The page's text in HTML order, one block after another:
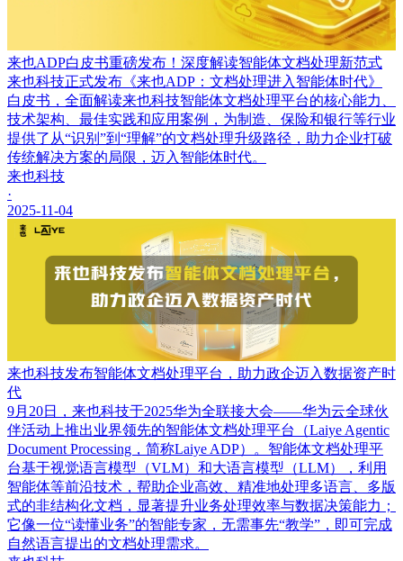
来也ADP白皮书重磅发布！深度解读智能体文档处理新范式
来也科技正式发布《来也ADP：文档处理进入智能体时代》
白皮书，全面解读来也科技智能体文档处理平台的核心能力、
技术架构、最佳实践和应用案例，为制造、保险和银行等行业
提供了从“识别”到“理解”的文档处理升级路径，助力企业打破
传统解决方案的局限，迈入智能体时代。
来也科技
·
2025-11-04
来也科技发布智能体文档处理平台，助力政企迈入数据资产时
代
9月20日，来也科技于2025华为全联接大会——华为云全球伙
伴活动上推出业界领先的智能体文档处理平台（Laiye Agentic
Document Processing，简称Laiye ADP）。智能体文档处理平
台基于视觉语言模型（VLM）和大语言模型（LLM），利用
智能体等前沿技术，帮助企业高效、精准地处理多语言、多版
式的非结构化文档，显著提升业务处理效率与数据决策能力；
它像一位“读懂业务”的智能专家，无需事先“教学”，即可完成
自然语言提出的文档处理需求。